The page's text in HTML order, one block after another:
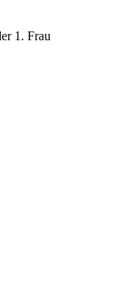
1. Frau